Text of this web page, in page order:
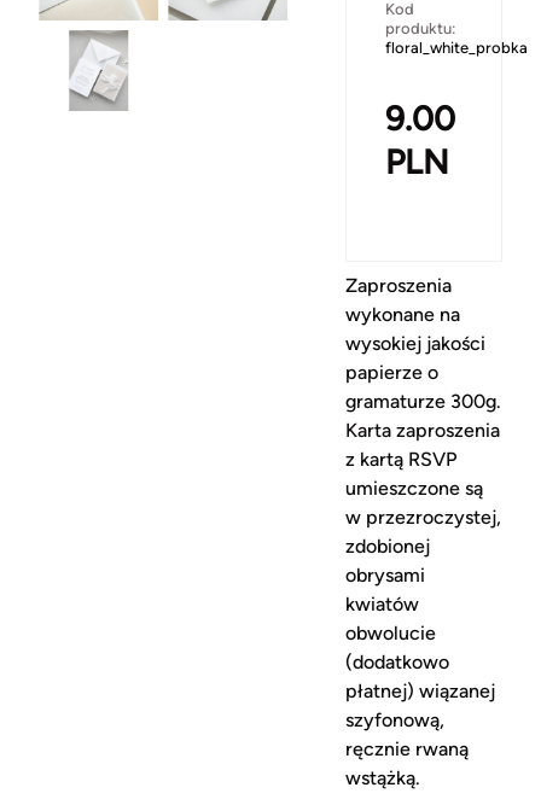
Kod
produktu:
floral_white_probka
9.00
PLN
Zaproszenia
wykonane na
wysokiej jakości
papierze o
gramaturze 300g.
Karta zaproszenia
z kartą RSVP
umieszczone są
w przezroczystej,
zdobionej
obrysami
kwiatów
obwolucie
(dodatkowo
płatnej) wiązanej
szyfonową,
ręcznie rwaną
wstążką.